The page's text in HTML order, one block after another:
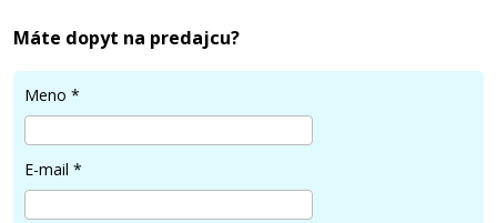
49,90 €
Máte dopyt na predajcu?
Meno *
E-mail *